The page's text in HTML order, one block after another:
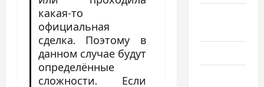
какая-то
официальная
сделка. Поэтому в
данном случае будут
определённые
сложности. Если